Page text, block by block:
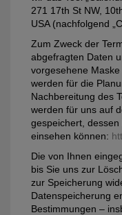
271 17th St NW,
USA (nachfolgend
Zum Zweck der
abgefragten Daten
vorgesehene
werden für die
Nachbereitung des
werden für uns auf
gespeichert,
einsehen können:
Die von Ihnen
bis Sie uns zur
zur Speicherung
Datenspeicherung
Bestimmungen –